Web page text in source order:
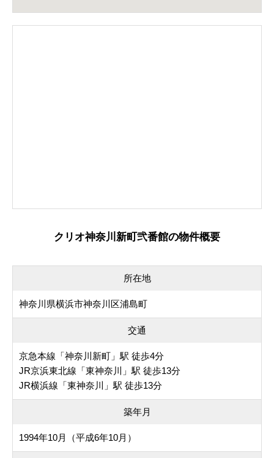
クリオ神奈川新町弐番館の物件概要
所在地
神奈川県横浜市神奈川区浦島町
交通
京急本線「神奈川新町」駅 徒歩4分
JR京浜東北線「東神奈川」駅 徒歩13分
JR横浜線「東神奈川」駅 徒歩13分
築年月
1994年10月（平成6年10月）